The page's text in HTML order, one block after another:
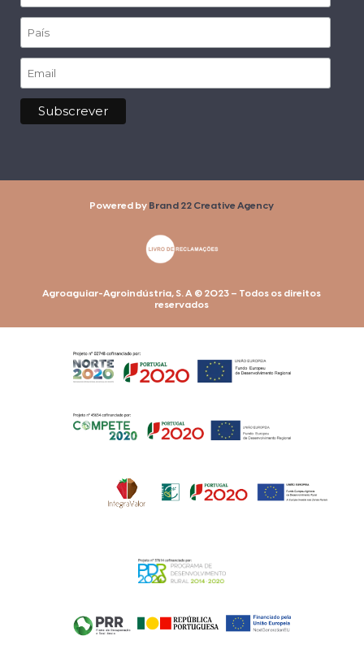
Powered by Brand 22 Creative Agency
Agroaguiar-Agroindústria, S. A © 2023 – Todos os direitos
reservados